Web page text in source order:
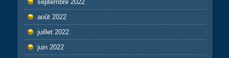
septembre 2022
août 2022
juillet 2022
juin 2022